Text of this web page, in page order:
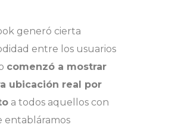
generó cierta
entre los usuarios
comenzó a mostrar
ubicación real por
a todos aquellos con
entabláramos